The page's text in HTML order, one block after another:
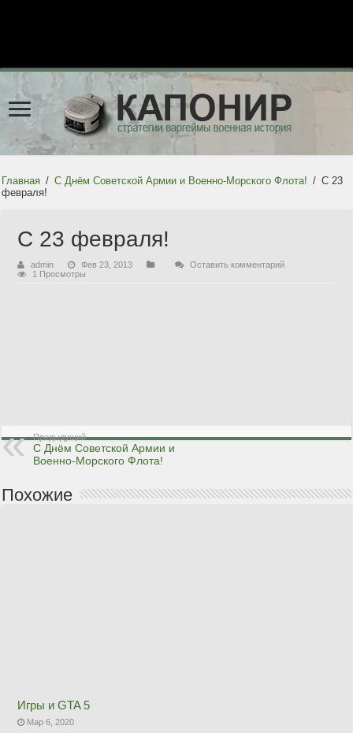
Главная / С Днём Советской Армии и Военно-Морского Флота! / С 23
февраля!
С 23 февраля!
admin Фев 23, 2013
Оставить комментарий
1 Просмотры
Предыдущий
С Днём Советской Армии и
Военно-Морского Флота!
Похожие
Игры и GTA 5
Мар 6, 2020